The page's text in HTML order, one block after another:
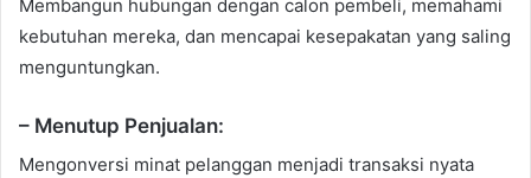
Membangun hubungan dengan calon pembeli, memahami
kebutuhan mereka, dan mencapai kesepakatan yang saling
menguntungkan.
– Menutup Penjualan:
Mengonversi minat pelanggan menjadi transaksi nyata